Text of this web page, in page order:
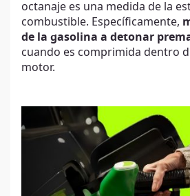
octanaje es una medida de la
combustible. Específicamente,
de la gasolina a detonar
cuando es comprimida dentro
motor.